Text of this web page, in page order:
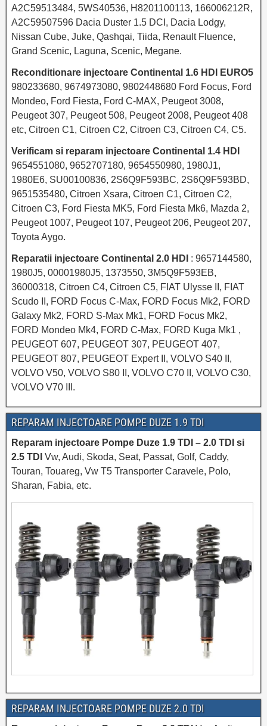
A2C59513484, 5WS40536, H8201100113, 166006212R,
A2C59507596 Dacia Duster 1.5 DCI, Dacia Lodgy,
Nissan Cube, Juke, Qashqai, Tiida, Renault Fluence,
Grand Scenic, Laguna, Scenic, Megane.
Reconditionare injectoare Continental 1.6 HDI EURO5
980233680, 9674973080, 9802448680 Ford Focus, Ford
Mondeo, Ford Fiesta, Ford C-MAX, Peugeot 3008,
Peugeot 307, Peugeot 508, Peugeot 2008, Peugeot 408
etc, Citroen C1, Citroen C2, Citroen C3, Citroen C4, C5.
Verificam si reparam injectoare Continental 1.4 HDI
9654551080, 9652707180, 9654550980, 1980J1,
1980E6, SU00100836, 2S6Q9F593BC, 2S6Q9F593BD,
9651535480, Citroen Xsara, Citroen C1, Citroen C2,
Citroen C3, Ford Fiesta MK5, Ford Fiesta Mk6, Mazda 2,
Peugeot 1007, Peugeot 107, Peugeot 206, Peugeot 207,
Toyota Aygo.
Reparatii injectoare Continental 2.0 HDI : 9657144580,
1980J5, 00001980J5, 1373550, 3M5Q9F593EB,
36000318, Citroen C4, Citroen C5, FIAT Ulysse II, FIAT
Scudo II, FORD Focus C-Max, FORD Focus Mk2, FORD
Galaxy Mk2, FORD S-Max Mk1, FORD Focus Mk2,
FORD Mondeo Mk4, FORD C-Max, FORD Kuga Mk1 ,
PEUGEOT 607, PEUGEOT 307, PEUGEOT 407,
PEUGEOT 807, PEUGEOT Expert II, VOLVO S40 II,
VOLVO V50, VOLVO S80 II, VOLVO C70 II, VOLVO C30,
VOLVO V70 III.
REPARAM INJECTOARE POMPE DUZE 1.9 TDI
Reparam injectoare Pompe Duze 1.9 TDI – 2.0 TDI si
2.5 TDI Vw, Audi, Skoda, Seat, Passat, Golf, Caddy,
Touran, Touareg, Vw T5 Transporter Caravele, Polo,
Sharan, Fabia, etc.
REPARAM INJECTOARE POMPE DUZE 2.0 TDI